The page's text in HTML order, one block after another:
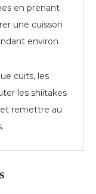
en prenant
une cuisson
environ
cuits, les
les shiitakes
remettre au